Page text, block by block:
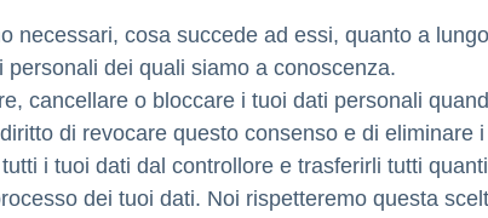
necessari, cosa succede ad essi, quanto a
dei quali siamo a conoscenza.
cancellare o bloccare i tuoi dati personali
di revocare questo consenso e di eliminare
i tuoi dati dal controllore e trasferirli tutti
dei tuoi dati. Noi rispetteremo questa